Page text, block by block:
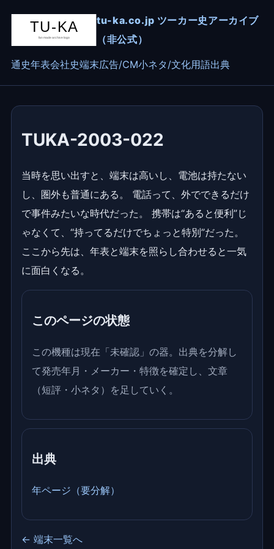
tu-ka.co.jp ツーカー史アーカイブ
（非公式）
通史年表会社史端末広告/CM小ネタ/文化用語出典
TUKA-2003-022
当時を思い出すと、端末は高いし、電池は持たない
し、圏外も普通にある。 電話って、外でできるだけ
で事件みたいな時代だった。 携帯は“あると便利”じ
ゃなくて、“持ってるだけでちょっと特別”だった。
ここから先は、年表と端末を照らし合わせると一気
に面白くなる。
このページの状態
この機種は現在「未確認」の器。出典を分解し
て発売年月・メーカー・特徴を確定し、文章
（短評・小ネタ）を足していく。
出典
年ページ（要分解）
← 端末一覧へ